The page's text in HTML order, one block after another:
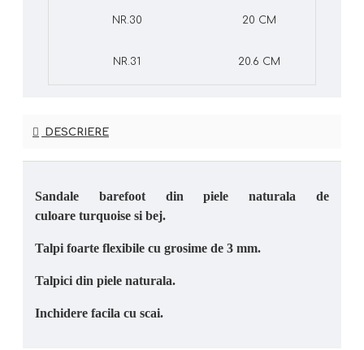
NR.30 20 CM
NR.31 20.6 CM
DESCRIERE
Sandale barefoot din piele naturala de
culoare turquoise si bej.
Talpi foarte flexibile cu grosime de 3 mm.
Talpici din piele naturala.
Inchidere facila cu scai.